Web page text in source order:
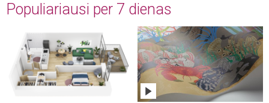
Populiariausi per 7 dienas